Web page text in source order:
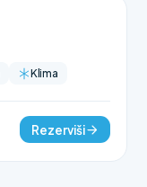
Klima
Rezerviši